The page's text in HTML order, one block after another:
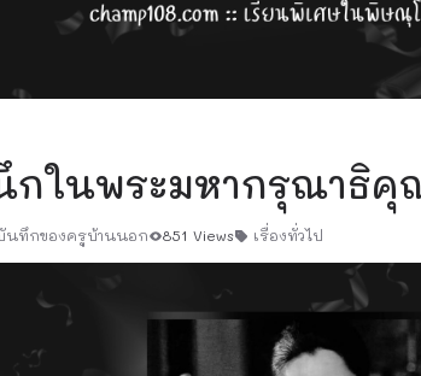
กในพระมหากรุณาธิ
นทึกของครูบ้านนอก 851 Views เรื่องทั่วไป